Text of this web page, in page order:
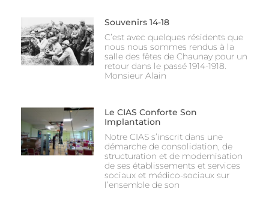
Souvenirs 14-18
C’est avec quelques résidents que
nous nous sommes rendus à la
salle des fêtes de Chaunay pour un
retour dans le passé 1914-1918.
Monsieur Alain
Le CIAS Conforte Son
Implantation
Notre CIAS s’inscrit dans une
démarche de consolidation, de
structuration et de modernisation
de ses établissements et services
sociaux et médico-sociaux sur
l’ensemble de son